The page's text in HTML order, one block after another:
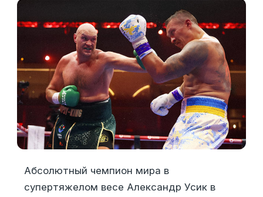
Абсолютный чемпион мира в
супертяжелом весе Александр Усик в